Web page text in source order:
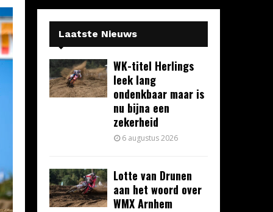
Laatste Nieuws
WK-titel Herlings
leek lang
ondenkbaar maar is
nu bijna een
zekerheid
6 augustus 2026
Lotte van Drunen
aan het woord over
WMX Arnhem